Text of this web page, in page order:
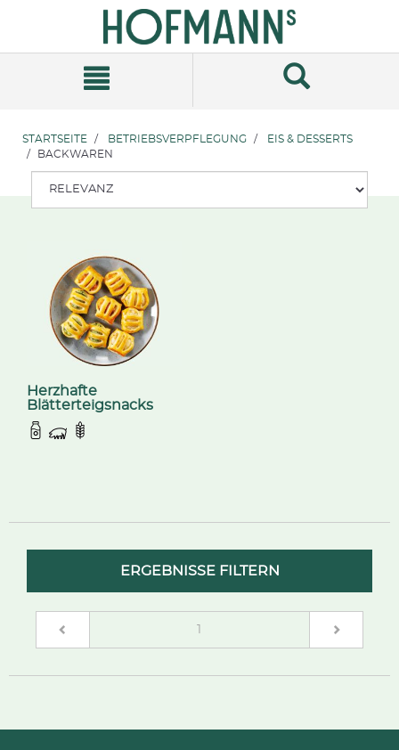
Navigationsmenü
STARTSEITE BETRIEBSVERPFLEGUNG
EIS & DESSERTS
BACKWAREN
Herzhafte
Blätterteigsnacks
ERGEBNISSE FILTERN
1